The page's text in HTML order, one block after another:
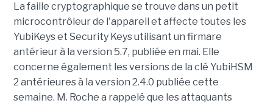
La faille cryptographique se trouve dans un petit
microcontrôleur de l'appareil et affecte toutes les
YubiKeys et Security Keys utilisant un firmare
antérieur à la version 5.7, publiée en mai. Elle
concerne également les versions de la clé YubiHSM
2 antérieures à la version 2.4.0 publiée cette
semaine. M. Roche a rappelé que les attaquants